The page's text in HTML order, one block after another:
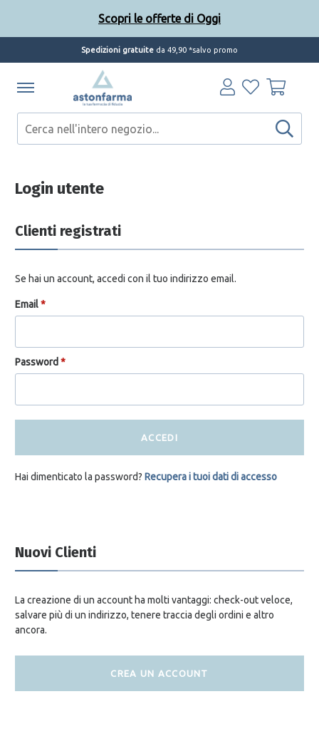
Spedizioni gratuite da 49,90 *salvo promo
Login utente
Clienti registrati
Se hai un account, accedi con il tuo indirizzo email.
Email*
Password *
ACCEDI
Hai dimenticato la password? Recupera i tuoi dati di accesso
Nuovi Clienti
La creazione di un account ha molti vantaggi: check-out veloce,
salvare più di un indirizzo, tenere traccia degli ordini e altro
ancora.
CREA UN ACCOUNT
Scopri le offerte di Oggi